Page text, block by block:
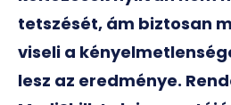
tetszését, ám biztosan
viseli a
lesz az eredménye.